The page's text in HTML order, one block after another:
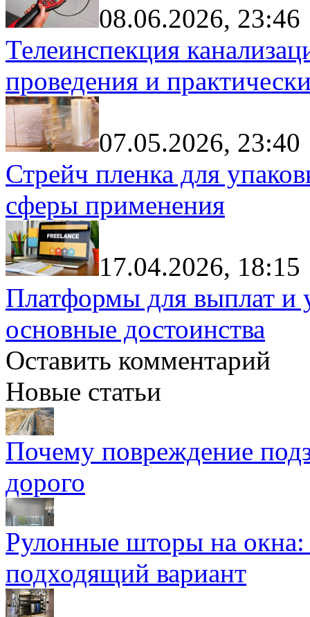
08.06.2026, 23:46
Телеинспекция
проведения и
07.05.2026, 23:40
Стрейч пленка для
сферы применения
17.04.2026, 18:15
Платформы для выплат и
основные достоинства
Оставить комментарий
Новые статьи
Почему повреждение
дорого
Рулонные шторы на
подходящий вариант